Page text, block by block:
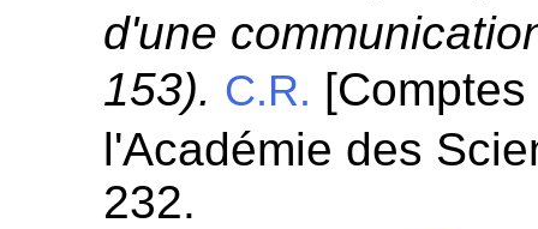
d'une
153). C.R.
l'Académie des
232.